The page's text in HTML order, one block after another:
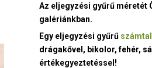
Az eljegyzési gyűrű méretét
galériánkban.
Egy eljegyzési gyűrű
drágakővel, bikolor, fehér,
értékegyeztetéssel!